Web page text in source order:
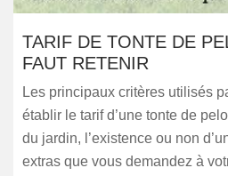
TARIF DE TONTE DE
FAUT RETENIR
Les principaux critères utilisés
établir le tarif d’une tonte de
du jardin, l’existence ou non
extras que vous demandez à